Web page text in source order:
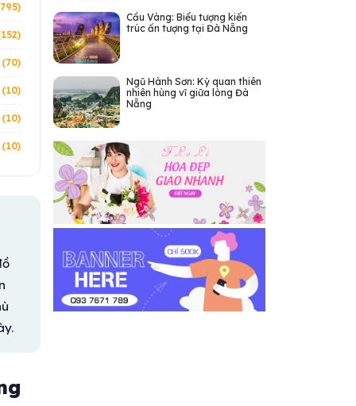
Cầu Vàng: Biểu tượng kiến
trúc ấn tượng tại Đà Nẵng
Ngũ Hành Sơn: Kỳ quan thiên
nhiên hùng vĩ giữa lòng Đà
Nẵng